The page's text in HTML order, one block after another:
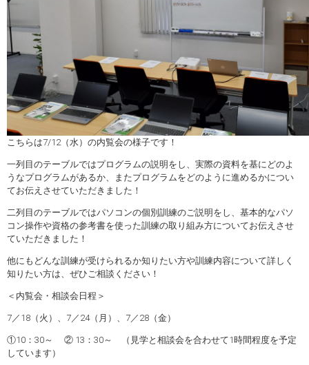
こちらは7/12（水）の内覧会の様子です！
一列目のテーブルではプログラムの説明をし、実際の資料を基にどのよ
うなプログラムがあるか、またプログラムをどのように進めるかについ
てお伝えさせていただきました！
二列目のテーブルではパソコンの個別訓練のご説明をし、基本的なパソ
コン操作や資格の参考書を使った訓練の取り組み方についてお伝えさせ
ていただきました！
他にもどんな訓練が受けられるか知りたい方や訓練内容について詳しく
知りたい方は、ぜひご相談ください！
＜内覧会・相談会日程＞
7／18（火）、7／24（月）、7／28（金）
①10：30～ ② 13：30～ （見学と相談会を合わせて1時間程度を予定
しています）